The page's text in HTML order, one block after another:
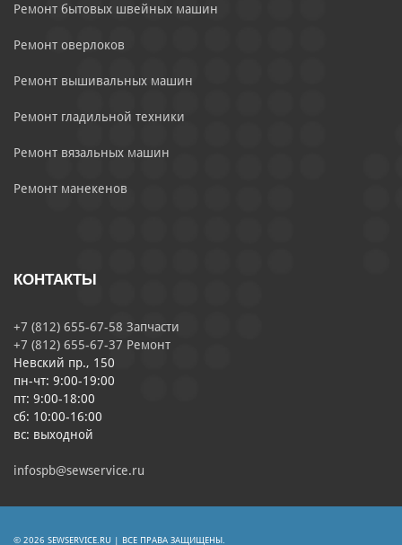
Ремонт бытовых швейных машин
Ремонт оверлоков
Ремонт вышивальных машин
Ремонт гладильной техники
Ремонт вязальных машин
Ремонт манекенов
КОНТАКТЫ
+7 (812) 655-67-58 Запчасти
+7 (812) 655-67-37 Ремонт
Невский пр., 150
пн-чт: 9:00-19:00
пт: 9:00-18:00
сб: 10:00-16:00
вс: выходной
infospb@sewservice.ru
© 2026 SEWSERVICE.RU | ВСЕ ПРАВА ЗАЩИЩЕНЫ.